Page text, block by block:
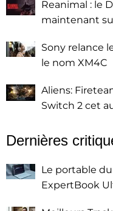
Reanimal : le
maintenant
Sony relance
le nom XM4C
Aliens:
Switch 2 cet
Dernières
Le portable
ExpertBook